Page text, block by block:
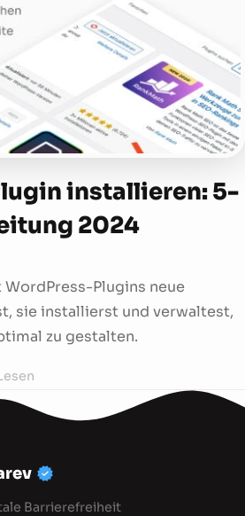
installieren: 5-
2024
Plugins neue
sie installierst und verwaltest,
zu gestalten.
Barrierefreiheit